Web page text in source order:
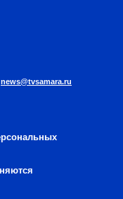
news@tvsamara.ru